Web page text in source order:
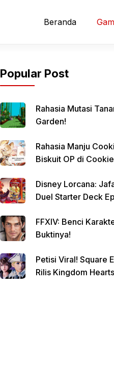
Beranda
Popular Post
Rahasia Mutasi
Garden!
Rahasia Manju Cookie:
Biskuit OP di Cookie
Disney Lorcana:
Duel Starter Deck
FFXIV: Benci Karakter Baru? Ini
Buktinya!
Petisi Viral! Square
Rilis Kingdom